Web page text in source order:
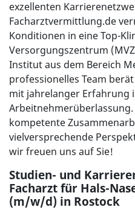
exzellenten
Facharztvermittlung.de
Konditionen in eine Top-
Versorgungszentrum
Institut aus dem Bereich
professionelles Team
mit jahrelanger Erfahrung
Arbeitnehmerüberlassung.
kompetente
vielversprechende
wir freuen uns auf Sie!
Studien- und
Facharzt für Hals-
(m/w/d) in Rostock